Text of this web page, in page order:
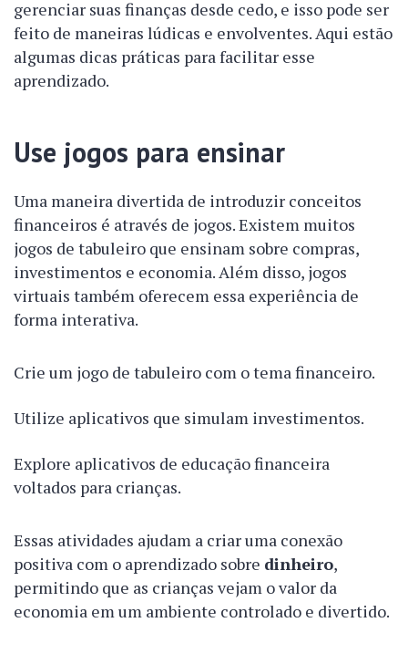
gerenciar suas finanças desde cedo, e isso pode ser
feito de maneiras lúdicas e envolventes. Aqui estão
algumas dicas práticas para facilitar esse
aprendizado.
Use jogos para ensinar
Uma maneira divertida de introduzir conceitos
financeiros é através de jogos. Existem muitos
jogos de tabuleiro que ensinam sobre compras,
investimentos e economia. Além disso, jogos
virtuais também oferecem essa experiência de
forma interativa.
Crie um jogo de tabuleiro com o tema financeiro.
Utilize aplicativos que simulam investimentos.
Explore aplicativos de educação financeira
voltados para crianças.
Essas atividades ajudam a criar uma conexão
positiva com o aprendizado sobre dinheiro,
permitindo que as crianças vejam o valor da
economia em um ambiente controlado e divertido.